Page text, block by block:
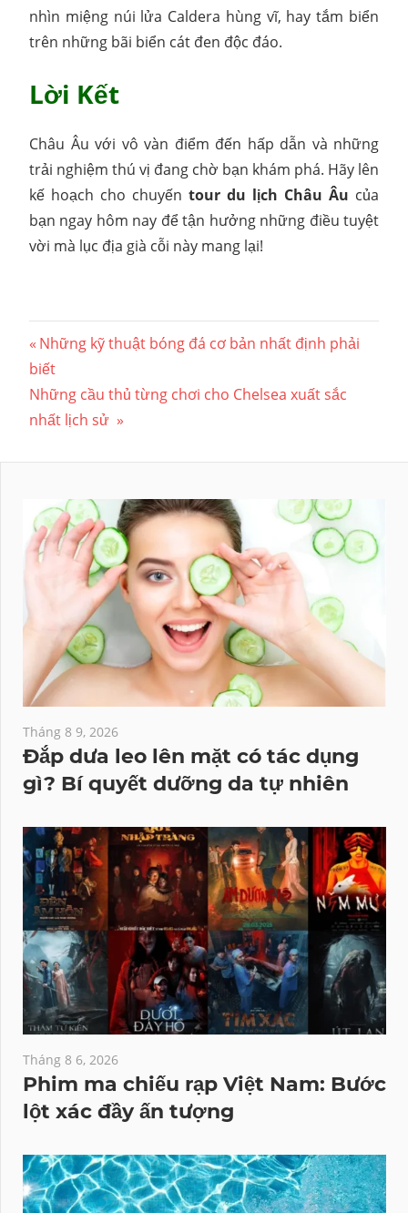
nhìn miệng núi lửa Caldera hùng vĩ, hay tắm biển
trên những bãi biển cát đen độc đáo.
Lời Kết
Châu Âu với vô vàn điểm đến hấp dẫn và những
trải nghiệm thú vị đang chờ bạn khám phá. Hãy lên
kế hoạch cho chuyến tour du lịch Châu Âu của
bạn ngay hôm nay để tận hưởng những điều tuyệt
vời mà lục địa già cỗi này mang lại!
Điều
hướng
bài
viết
Previous
Post:
Những kỹ thuật bóng đá cơ bản nhất định phải
biết
Next
Post:
Những cầu thủ từng chơi cho Chelsea xuất sắc
nhất lịch sử
Tháng 8 9, 2026
Đắp dưa leo lên mặt có tác dụng
gì? Bí quyết dưỡng da tự nhiên
Tháng 8 6, 2026
Phim ma chiếu rạp Việt Nam: Bước
lột xác đầy ấn tượng